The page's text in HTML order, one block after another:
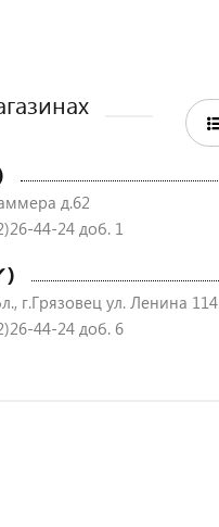
д.62
44-24 доб. 1
г.Грязовец ул. Ленина 114
44-24 доб. 6